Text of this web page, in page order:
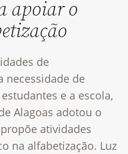
apoiar o
de
necessidade de
e a escola,
Alagoas adotou o
atividades
na alfabetização. Luz